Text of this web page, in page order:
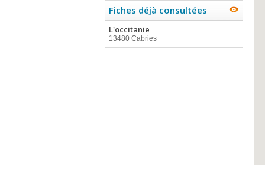
Fiches déjà consultées
L'occitanie
13480 Cabries